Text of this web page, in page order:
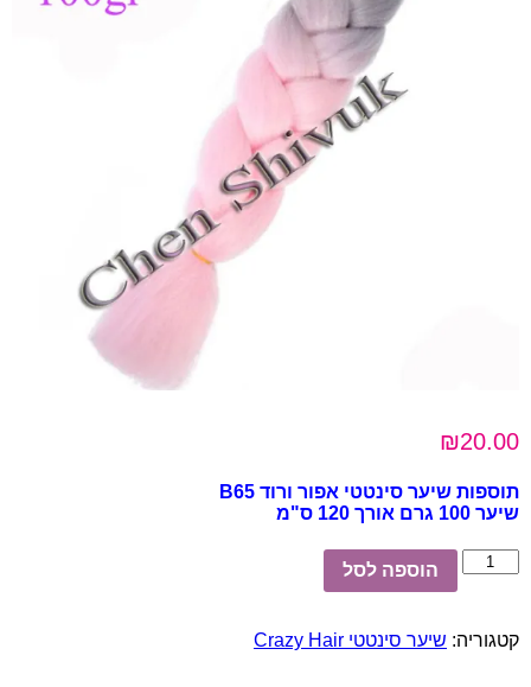
₪20.00
תוספות שיער סינטטי אפור ורוד B65
שיער 100 גרם אורך 120 ס"מ
כמות
של
סינטטי
הוספה לסל
קטגוריה: שיער סינטטי Crazy Hair